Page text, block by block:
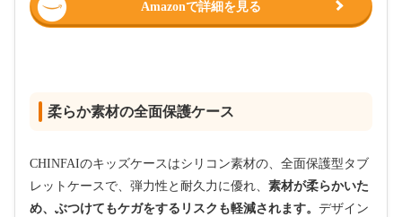
Amazonで詳細を見る
柔らか素材の全面保護ケース
CHINFAIのキッズケースはシリコン素材の、全面保護型タブ
レットケースで、弾力性と耐久力に優れ、 素材が柔らかいた
め、ぶつけてもケガをするリスクも軽減されます。 デザイン